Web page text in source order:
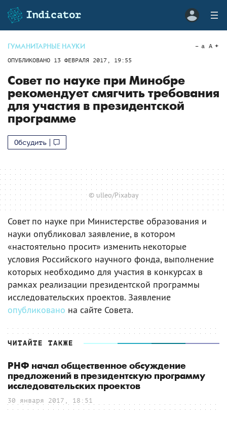
ГУМАНИТАРНЫЕ НАУКИ
ОПУБЛИКОВАНО 13 ФЕВРАЛЯ 2017, 19:55
a A
Совет по науке при Минобре
рекомендует смягчить требования
для участия в президентской
программе
Обсудить
© ulleo/Pixabay
Совет по науке при Министерстве образования и
науки опубликовал заявление, в котором
«настоятельно просит» изменить некоторые
условия Российского научного фонда, выполнение
которых необходимо для участия в конкурсах в
рамках реализации президентской программы
исследовательских проектов. Заявление
опубликовано на сайте Совета.
ЧИТАЙТЕ ТАКЖЕ
РНФ начал общественное обсуждение
предложений в президентскую программу
исследовательских проектов
30 января 2017, 18:51